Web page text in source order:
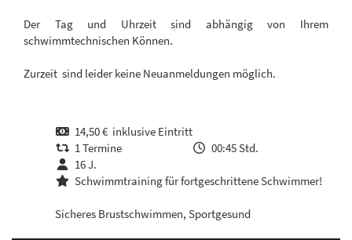
Der Tag und Uhrzeit sind abhängig von Ihrem
schwimmtechnischen Können.
Zurzeit sind leider keine Neuanmeldungen möglich.
14,50 € inklusive Eintritt
1 Termine
00:45 Std.
16 J.
Schwimmtraining für fortgeschrittene Schwimmer!
Sicheres Brustschwimmen, Sportgesund